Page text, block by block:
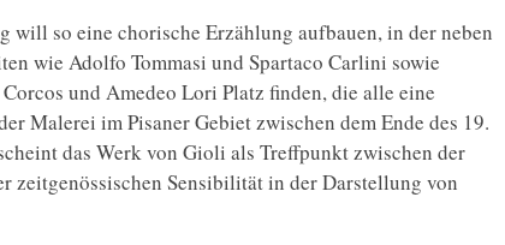
so eine chorische Erzählung aufbauen, in der neben
wie Adolfo Tommasi und Spartaco Carlini sowie
und Amedeo Lori Platz finden, die alle eine
Malerei im Pisaner Gebiet zwischen dem Ende des 19.
das Werk von Gioli als Treffpunkt zwischen der
Sensibilität in der Darstellung von